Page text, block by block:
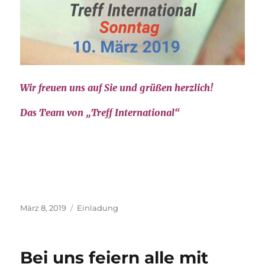
Wir freuen uns auf Sie und grüßen herzlich!
Das Team von „Treff International“
Veröffentlicht
März 8, 2019 Kategorien
Einladung
Bei uns feiern alle mit